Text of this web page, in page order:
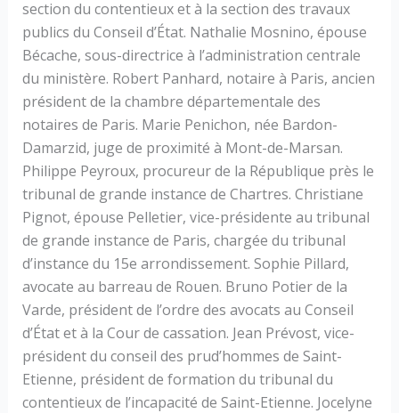
section du contentieux et à la section des travaux
publics du Conseil d’État. Nathalie Mosnino, épouse
Bécache, sous-directrice à l’administration centrale
du ministère. Robert Panhard, notaire à Paris, ancien
président de la chambre départementale des
notaires de Paris. Marie Penichon, née Bardon-
Damarzid, juge de proximité à Mont-de-Marsan.
Philippe Peyroux, procureur de la République près le
tribunal de grande instance de Chartres. Christiane
Pignot, épouse Pelletier, vice-présidente au tribunal
de grande instance de Paris, chargée du tribunal
d’instance du 15e arrondissement. Sophie Pillard,
avocate au barreau de Rouen. Bruno Potier de la
Varde, président de l’ordre des avocats au Conseil
d’État et à la Cour de cassation. Jean Prévost, vice-
président du conseil des prud’hommes de Saint-
Etienne, président de formation du tribunal du
contentieux de l’incapacité de Saint-Etienne. Jocelyne